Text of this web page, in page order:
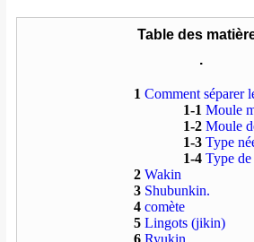
Table des
.
1 Comment séparer
1-1 Moule
1-2Moule
1-3Type
1-4Type de
2Wakin
3Shubunkin.
4comète
5Lingots (jikin)
6Ryukin